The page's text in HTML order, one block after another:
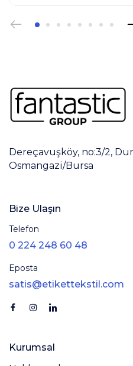
Dereçavuşköy, no:3/2,
Osmangazi/Bursa
Bize Ulaşın
Telefon
0 224 248 60 48
Eposta
satis@etikettekstil.com
Kurumsal